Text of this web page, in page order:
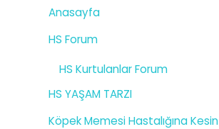
Anasayfa
HS Forum
HS Kurtulanlar Forum
HS YAŞAM TARZI
Köpek Memesi Hastalığına Kesin